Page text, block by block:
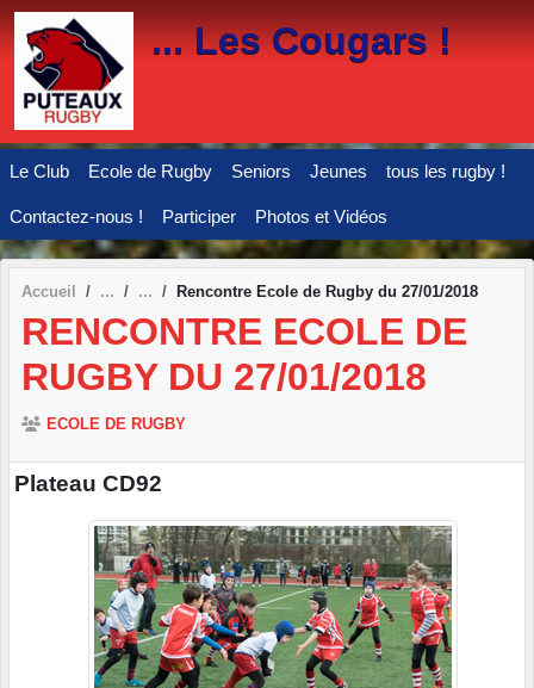
... Les Cougars !
Le Club Ecole de Rugby Seniors Jeunes tous les rugby !
Contactez-nous ! Participer Photos et Vidéos
Accueil Rencontre Ecole de Rugby du 27/01/2018
RENCONTRE ECOLE DE
RUGBY DU 27/01/2018
ECOLE DE RUGBY
Plateau CD92
Panneau de gestion des cookies